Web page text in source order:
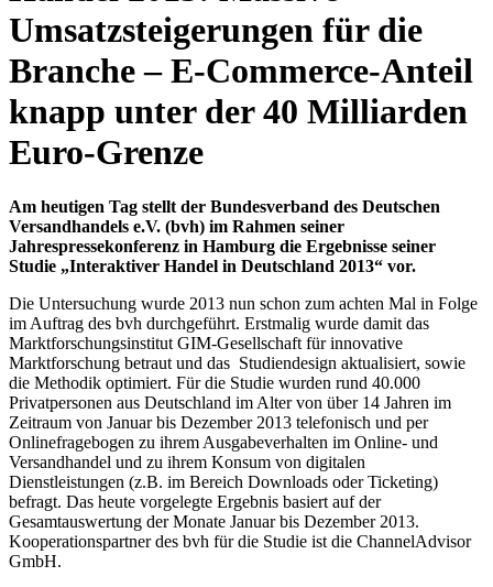
Umsatzsteigerungen für die
Branche – E-Commerce-Anteil
knapp unter der 40 Milliarden
Euro-Grenze
Am heutigen Tag stellt der Bundesverband des Deutschen
Versandhandels e.V. (bvh) im Rahmen seiner
Jahrespressekonferenz in Hamburg die Ergebnisse seiner
Studie „Interaktiver Handel in Deutschland 2013“ vor.
Die Untersuchung wurde 2013 nun schon zum achten Mal in Folge
im Auftrag des bvh durchgeführt. Erstmalig wurde damit das
Marktforschungsinstitut GIM-Gesellschaft für innovative
Marktforschung betraut und das Studiendesign aktualisiert, sowie
die Methodik optimiert. Für die Studie wurden rund 40.000
Privatpersonen aus Deutschland im Alter von über 14 Jahren im
Zeitraum von Januar bis Dezember 2013 telefonisch und per
Onlinefragebogen zu ihrem Ausgabeverhalten im Online- und
Versandhandel und zu ihrem Konsum von digitalen
Dienstleistungen (z.B. im Bereich Downloads oder Ticketing)
befragt. Das heute vorgelegte Ergebnis basiert auf der
Gesamtauswertung der Monate Januar bis Dezember 2013.
Kooperationspartner des bvh für die Studie ist die ChannelAdvisor
GmbH.